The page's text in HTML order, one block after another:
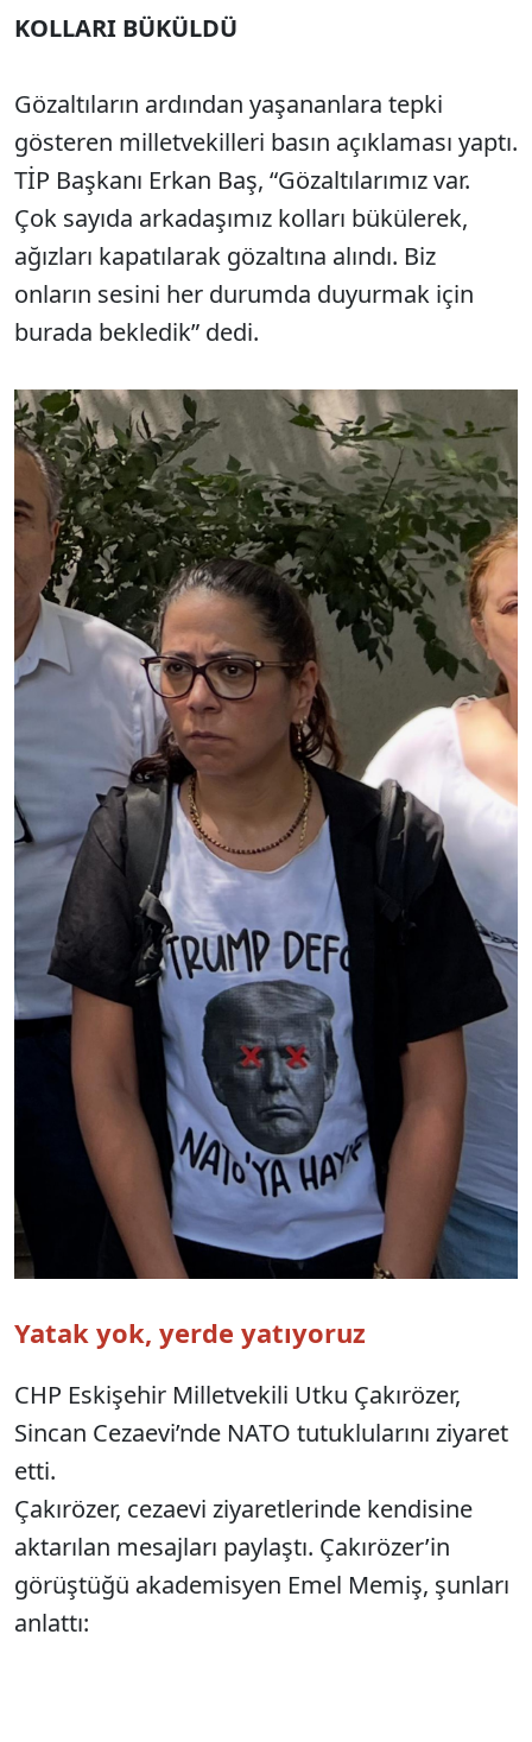
KOLLARI BÜKÜLDÜ
Gözaltıların ardından yaşananlara tepki
gösteren milletvekilleri basın açıklaması yaptı.
TİP Başkanı Erkan Baş, “Gözaltılarımız var.
Çok sayıda arkadaşımız kolları bükülerek,
ağızları kapatılarak gözaltına alındı. Biz
onların sesini her durumda duyurmak için
burada bekledik” dedi.
Yatak yok, yerde yatıyoruz
CHP Eskişehir Milletvekili Utku Çakırözer,
Sincan Cezaevi’nde NATO tutuklularını ziyaret
etti.
Çakırözer, cezaevi ziyaretlerinde kendisine
aktarılan mesajları paylaştı. Çakırözer’in
görüştüğü akademisyen Emel Memiş, şunları
anlattı: